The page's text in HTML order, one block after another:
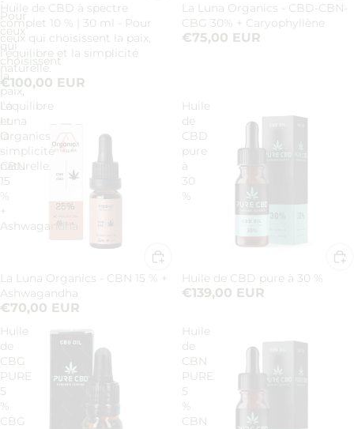
Pour
ceux
qui
choisissent
la
paix,
l'équilibre
et
la
simplicité
naturelle.
Huile de CBD à spectre
complet 10 % | 30 ml - Pour
ceux qui choisissent la paix,
l'équilibre et la simplicité
naturelle.
€100,00 EUR
La Luna Organics - CBD-CBN-
CBG 30% + Caryophyllène
€75,00 EUR
La
Luna
Organics
-
CBN
15
%
+
Ashwagandha
La Luna Organics - CBN 15 % +
Ashwagandha
€70,00 EUR
Huile
de
CBD
pure
à
30
%
Huile de CBD pure à 30 %
€139,00 EUR
Huile
de
CBG
PURE
5
%
CBG
Huile
de
CBN
PURE
5
%
CBN